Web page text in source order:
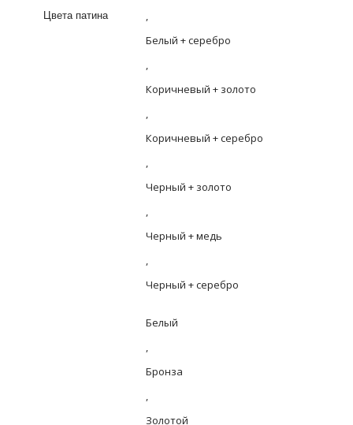
Цвета патина
,
Белый + серебро
,
Коричневый + золото
,
Коричневый + серебро
,
Черный + золото
,
Черный + медь
,
Черный + серебро
Белый
,
Бронза
,
Золотой